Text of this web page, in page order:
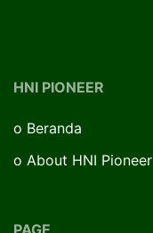
HNI PIONEER
o Beranda
o About HNI Pioneer
PAGE